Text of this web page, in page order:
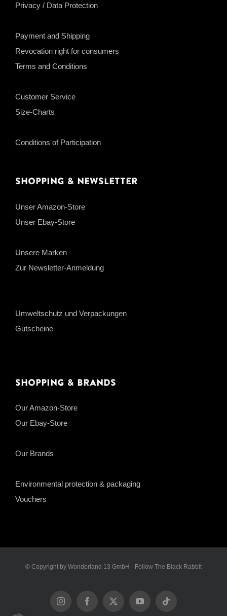
Privacy / Data Protection
Payment and Shipping
Revocation right for consumers
Terms and Conditions
Customer Service
Size-Charts
Conditions of Participation
Shopping & Newsletter
Unser Amazon-Store
Unser Ebay-Store
Unsere Marken
Zur Newsletter-Anmeldung
Umweltschutz und Verpackungen
Gutscheine
Shopping & Brands
Our Amazon-Store
Our Ebay-Store
Our Brands
Environmental protection & packaging
Vouchers
© Copyright by Wonderland 13 GmbH - Follow The Black Rabbit
InstagramFacebook
X YouTubeTiktok